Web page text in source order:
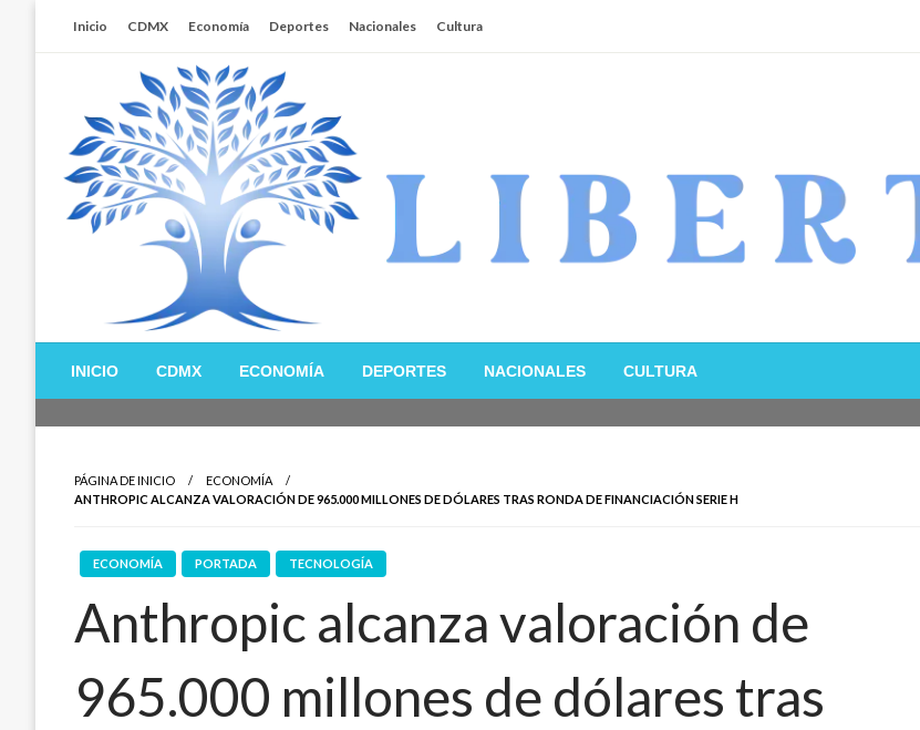
Inicio CDMX Economía Deportes Nacionales Cultura
Libertador MX
INICIO CDMX ECONOMÍA DEPORTES NACIONALES CULTURA
PÁGINA DE INICIO
ECONOMÍA
ANTHROPIC ALCANZA VALORACIÓN DE 965.000 MILLONES DE DÓLARES TRAS RONDA DE FINANCIACIÓN SERIE H
ECONOMÍA PORTADA TECNOLOGÍA
Anthropic alcanza valoración de
965.000 millones de dólares tras